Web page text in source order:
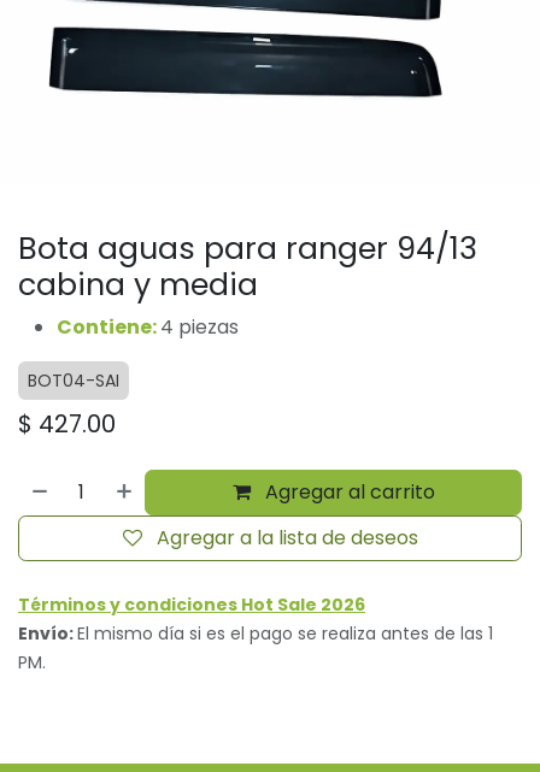
Bota aguas para ranger 94/13
cabina y media
Contiene:4 piezas
BOT04-SAI
$ 427.00
Agregar al carrito
Agregar a la lista de deseos
Términos y condiciones Hot Sale 2026
Envío:El mismo día si es el pago se realiza antes de las 1
PM.